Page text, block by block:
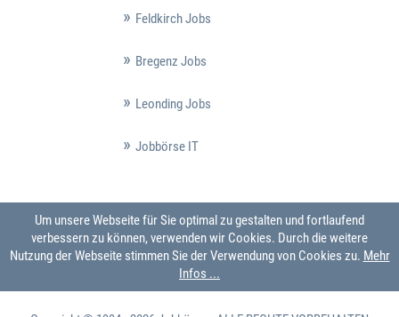
Feldkirch Jobs
Bregenz Jobs
Leonding Jobs
Jobbörse IT
Um unsere Webseite für Sie optimal zu gestalten und fortlaufend
verbessern zu können, verwenden wir Cookies. Durch die weitere
Nutzung der Webseite stimmen Sie der Verwendung von Cookies zu. Mehr
Infos ...